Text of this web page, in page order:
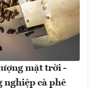
mặt trời -
nghiệp cà phê